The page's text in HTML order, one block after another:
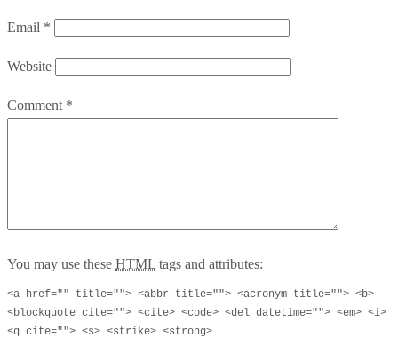
Email *
Website
Comment *
You may use these HTML tags and attributes:
<a href="" title=""> <abbr title=""> <acronym title=""> <b>
<blockquote cite=""> <cite> <code> <del datetime=""> <em> <i>
<q cite=""> <s> <strike> <strong>